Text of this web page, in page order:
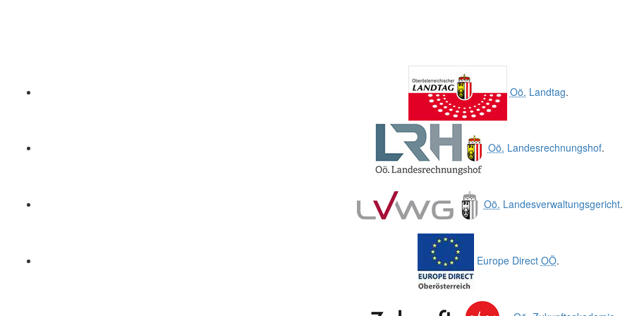
Oö. Landtag.
Oö. Landesrechnungshof.
Oö. Landesverwaltungsgericht.
Europe Direct OÖ.